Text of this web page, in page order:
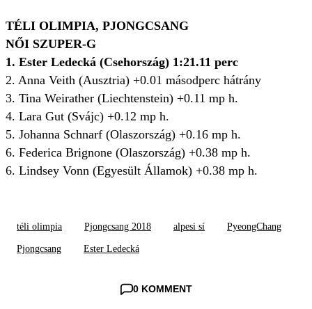
TÉLI OLIMPIA, PJONGCSANG
NŐI SZUPER-G
1. Ester Ledecká (Csehország) 1:21.11 perc
2. Anna Veith (Ausztria) +0.01 másodperc hátrány
3. Tina Weirather (Liechtenstein) +0.11 mp h.
4. Lara Gut (Svájc) +0.12 mp h.
5. Johanna Schnarf (Olaszország) +0.16 mp h.
6. Federica Brignone (Olaszország) +0.38 mp h.
6. Lindsey Vonn (Egyesült Államok) +0.38 mp h.
téli olimpia Pjongcsang 2018 alpesi sí PyeongChang
Pjongcsang Ester Ledecká
0 KOMMENT